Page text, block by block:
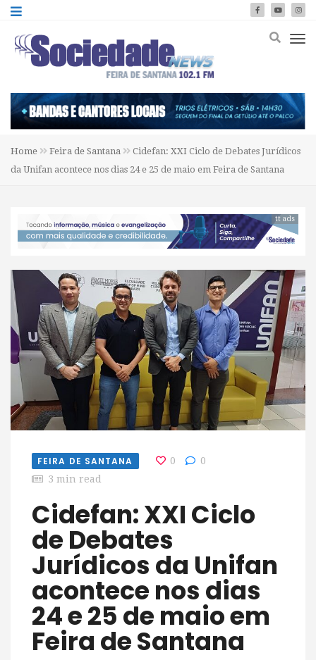
Home Feira de Santana
Cidefan: XXI Ciclo de Debates Jurídicos
da Unifan acontece nos dias 24 e 25 de maio em Feira de Santana
tt ads
FEIRA DE SANTANA 0
0
3 min read
Cidefan: XXI Ciclo
de Debates
Jurídicos da Unifan
acontece nos dias
24 e 25 de maio em
Feira de Santana